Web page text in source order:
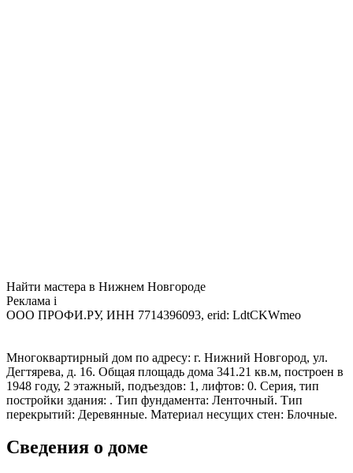
Найти мастера в Нижнем Новгороде
Реклама i
ООО ПРОФИ.РУ, ИНН 7714396093, erid: LdtCKWmeo
Многоквартирный дом по адресу: г. Нижний Новгород, ул.
Дегтярева, д. 16. Общая площадь дома 341.21 кв.м, построен в
1948 году, 2 этажный, подъездов: 1, лифтов: 0. Серия, тип
постройки здания: . Тип фундамента: Ленточный. Тип
перекрытий: Деревянные. Материал несущих стен: Блочные.
Сведения о доме